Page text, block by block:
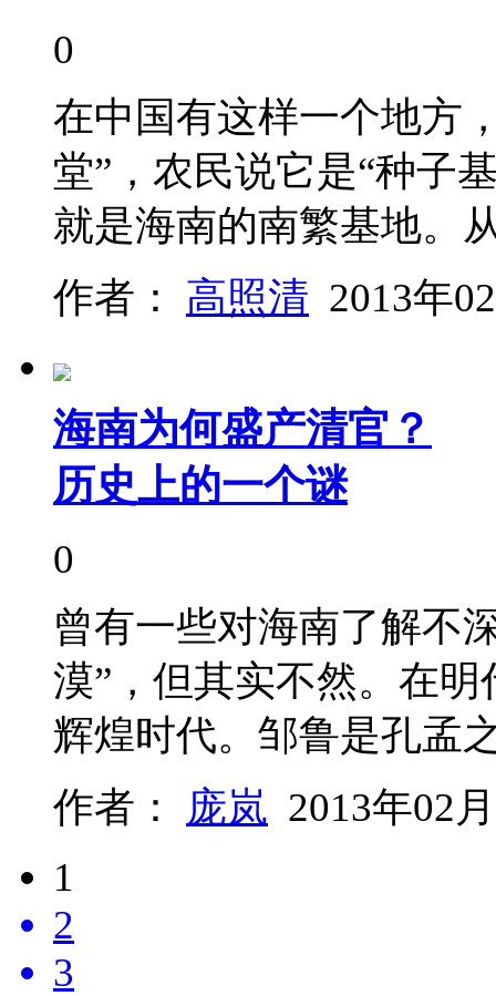
0
在中国有这样一个地方
堂”，农民说它是“种子
就是海南的南繁基地
作者： 高照清 2013年
海南为何盛产清官？
历史上的一个谜
0
曾有一些对海南了解不
漠”，但其实不然。在
辉煌时代。邹鲁是孔
作者： 庞岚 2013年02
1
2
3